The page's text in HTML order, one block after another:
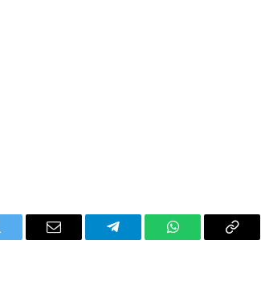
Email Telegram WhatsAppCopy